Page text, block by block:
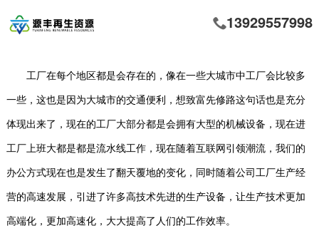
13929557998
工厂在每个地区都是会存在的，像在一些大城市中工厂会比较多
一些，这也是因为大城市的交通便利，想致富先修路这句话也是充分
体现出来了，现在的工厂大部分都是会拥有大型的机械设备，现在进
工厂上班大都是都是流水线工作，现在随着互联网引领潮流，我们的
办公方式现在也是发生了翻天覆地的变化，同时随着公司工厂生产经
营的高速发展，引进了许多高技术先进的生产设备，让生产技术更加
高端化，更加高速化，大大提高了人们的工作效率。